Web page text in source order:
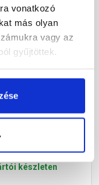
vonatkozó
más olyan
vagy az
gyűjtöttek.
akril
kg készleten